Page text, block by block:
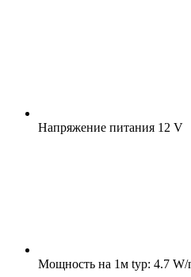
Напряжение питания 12 V
Мощность на 1м typ: 4.7 W/